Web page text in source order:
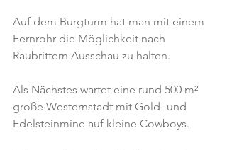
Auf dem Burgturm hat man mit einem
Fernrohr die Möglichkeit nach
Raubrittern Ausschau zu halten.
Als Nächstes wartet eine rund 500 m²
große Westernstadt mit Gold- und
Edelsteinmine auf kleine Cowboys.